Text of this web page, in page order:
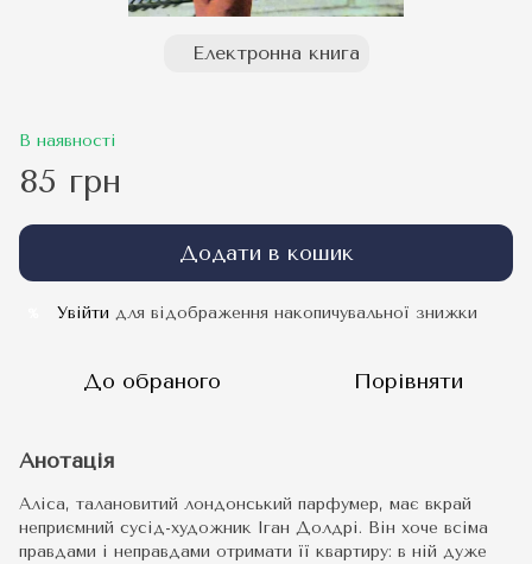
Електронна книга
В наявності
85 грн
Додати в кошик
Увійти для відображення накопичувальної знижки
До обраного Порівняти
Анотація
Аліса, талановитий лондонський парфумер, має вкрай
неприємний сусід-художник Іган Долдрі. Він хоче всіма
правдами і неправдами отримати її квартиру: в ній дуже